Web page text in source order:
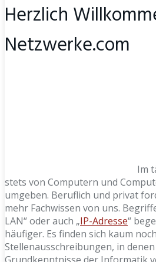
Herzlich
Netzwerke.com
Im
stets von Computern und
umgeben. Beruflich und privat
mehr Fachwissen von uns.
LAN“ oder auch „IP-Adresse“
häufiger. Es finden sich kaum noch
Stellenausschreibungen, in